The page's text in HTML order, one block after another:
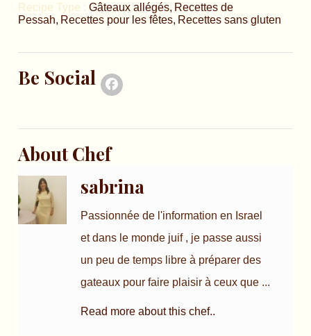
Recipe Type : Gâteaux allégés Recettes de
Pessah Recettes pour les fêtes Recettes sans gluten
Be Social
About Chef
sabrina
Passionnée de l'information en Israel
et dans le monde juif , je passe aussi
un peu de temps libre à préparer des
gateaux pour faire plaisir à ceux que ...
Read more about this chef..